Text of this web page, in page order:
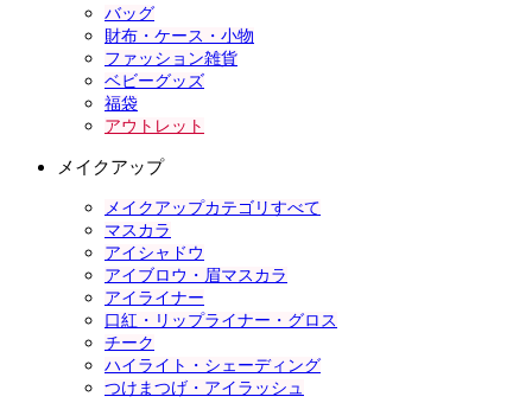
バッグ
財布・ケース・小物
ファッション雑貨
ベビーグッズ
福袋
アウトレット
メイクアップ
メイクアップカテゴリすべて
マスカラ
アイシャドウ
アイブロウ・眉マスカラ
アイライナー
口紅・リップライナー・グロス
チーク
ハイライト・シェーディング
つけまつげ・アイラッシュ